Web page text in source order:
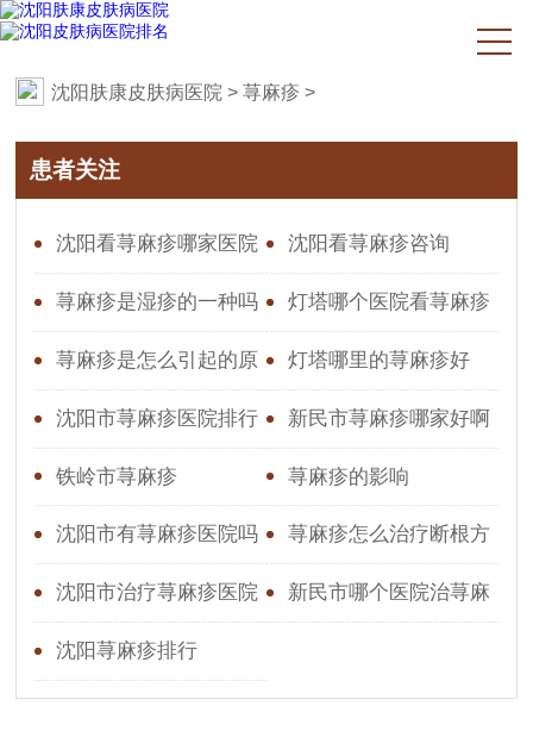
沈阳肤康皮肤病医院 >荨麻疹 >
患者关注
沈阳看荨麻疹哪家医院
好？专业推荐与就医指南
沈阳看荨麻疹咨询
荨麻疹是湿疹的一种吗 灯塔哪个医院看荨麻疹
效果好
荨麻疹是怎么引起的原
因造成的图片
灯塔哪里的荨麻疹好
沈阳市荨麻疹医院排行 新民市荨麻疹哪家好啊
铁岭市荨麻疹 荨麻疹的影响
沈阳市有荨麻疹医院吗 荨麻疹怎么治疗断根方
法
沈阳市治疗荨麻疹医院 新民市哪个医院治荨麻
沈阳荨麻疹排行